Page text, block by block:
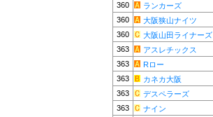
360
ランカーズ
360
大阪狭山ナイツ
360
大阪山田ライナーズ
363
アスレチックス
363
Rロー
363
カネカ大阪
363
デスペラーズ
363
ナイン